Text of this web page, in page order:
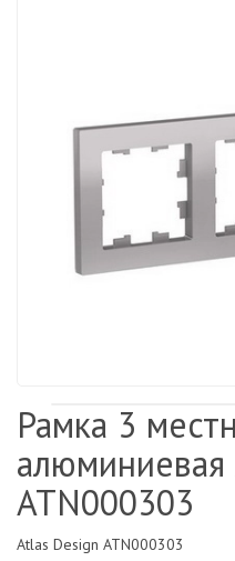
Рамка 3
ATN000303
Atlas Design ATN000303